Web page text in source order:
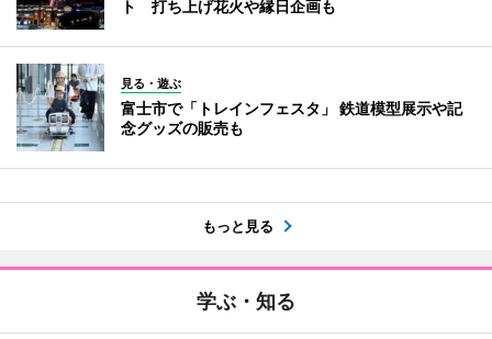
ト 打ち上げ花火や縁日企画も
見る・遊ぶ
富士市で「トレインフェスタ」 鉄道模型展示や記
念グッズの販売も
もっと見る
学ぶ・知る